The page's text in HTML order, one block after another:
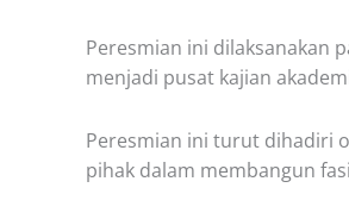
Peresmian ini dilaksanakan
menjadi pusat kajian
Peresmian ini turut dihadiri
pihak dalam membangun